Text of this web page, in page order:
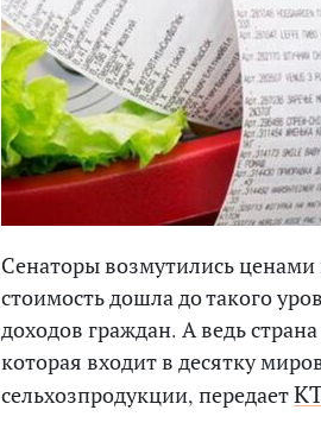
Сенаторы возмутились
стоимость дошла до такого
доходов граждан. А ведь
которая входит в десятку
сельхозпродукции, передает